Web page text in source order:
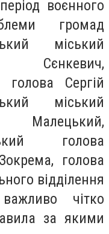
воєнного
громад
міський
Сєнкевич,
Сергій
міський
голова
голова
відділення
чітко
за якими